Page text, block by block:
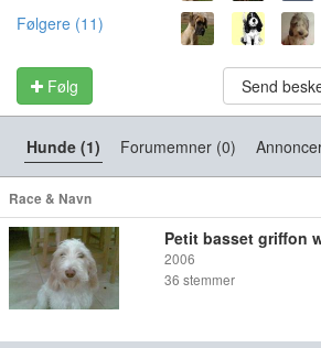
Følgere (11)
Følg Send
Hunde (1) Forumemner (0)
Race & Navn
Petit basset griffon
2006
36 stemmer